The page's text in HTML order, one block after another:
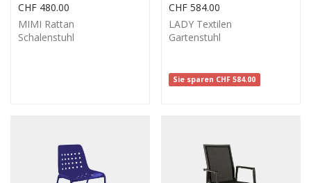
MIMI Rattan
Schalenstuhl
CHF 480.00
LADY Textilen
Gartenstuhl
Sie sparen CHF 584.00
CHF 584.00